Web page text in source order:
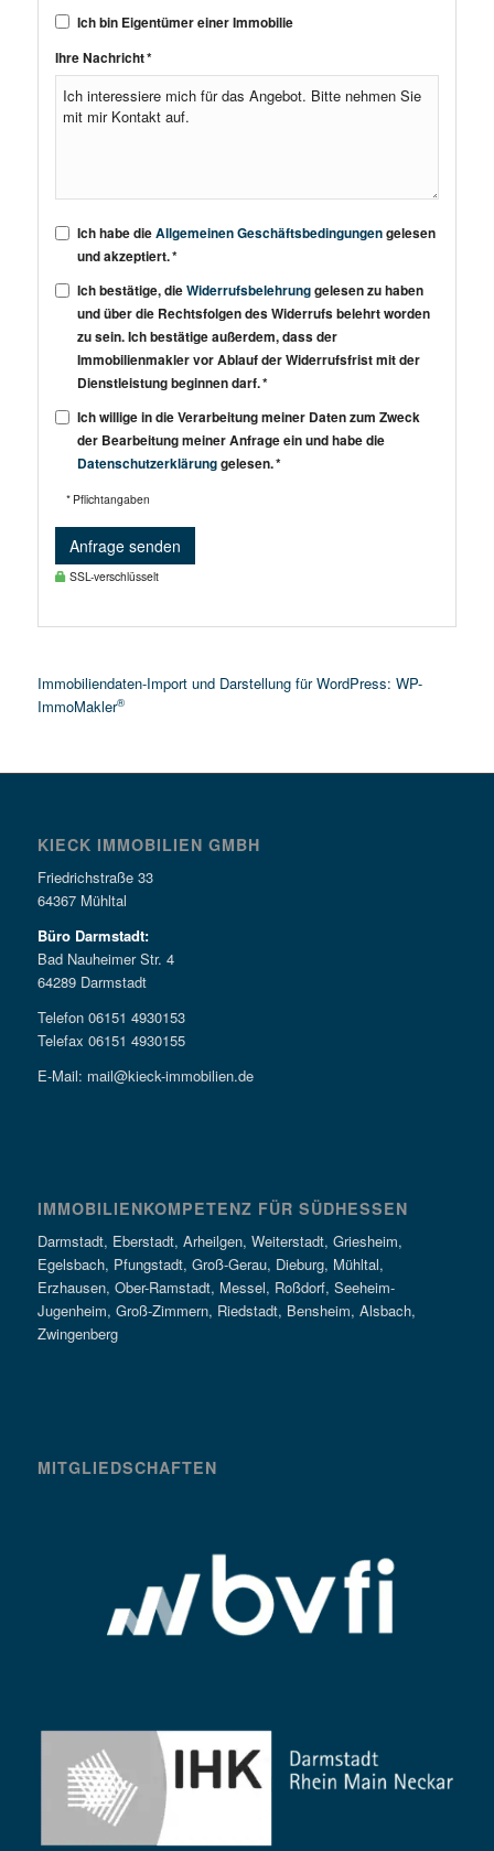
Ich bin Eigentümer einer Immobilie
Ihre Nachricht *
Ich habe dieAllgemeinen Geschäftsbedingungengelesen
und akzeptiert. *
Ich bestätige, dieWiderrufsbelehrunggelesen zu haben
und über die Rechtsfolgen des Widerrufs belehrt worden
zu sein. Ich bestätige außerdem, dass der
Immobilienmakler vor Ablauf der Widerrufsfrist mit der
Dienstleistung beginnen darf. *
Ich willige in die Verarbeitung meiner Daten zum Zweck
der Bearbeitung meiner Anfrage ein und habe die
Datenschutzerklärunggelesen. *
* Pflichtangaben
Anfrage senden
SSL-verschlüsselt
Immobiliendaten-Import und Darstellung für WordPress: WP-
ImmoMakler®
KIECK IMMOBILIEN GMBH
Friedrichstraße 33
64367 Mühltal
Büro Darmstadt:
Bad Nauheimer Str. 4
64289 Darmstadt
Telefon 06151 4930153
Telefax 06151 4930155
E-Mail: mail@kieck-immobilien.de
IMMOBILIENKOMPETENZ FÜR SÜDHESSEN
Darmstadt, Eberstadt, Arheilgen, Weiterstadt, Griesheim,
Egelsbach, Pfungstadt, Groß-Gerau, Dieburg, Mühltal,
Erzhausen, Ober-Ramstadt, Messel, Roßdorf, Seeheim-
Jugenheim, Groß-Zimmern, Riedstadt, Bensheim, Alsbach,
Zwingenberg
MITGLIEDSCHAFTEN